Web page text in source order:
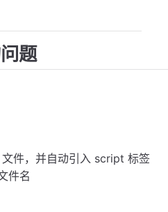
题
件，并自动引入 script 标签
件名